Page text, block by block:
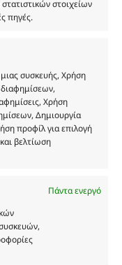
στοιχείων
πηγές.
συσκευής, Χρήση
Χρήση
Δημιουργία
προφίλ για επιλογή
βελτίωση
Πάντα ενεργό
των
να